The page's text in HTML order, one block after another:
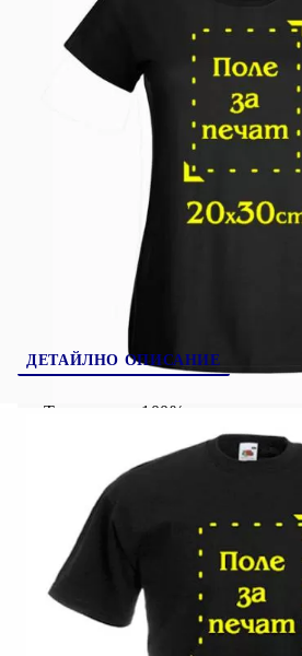
ДЕТАЙЛНО ОПИСАНИЕ
Тениски от 100% памук.
Качествено отпечатване на
тениска чрез директен
щампа. Мастилата се
не създават дискомфорт. На
мекота.
За по дълготрайни цветове
пере на 30 градуса без да се
Тениска УНИСЕКС Размери /
Височина**
S / 48.5 / 69.5см